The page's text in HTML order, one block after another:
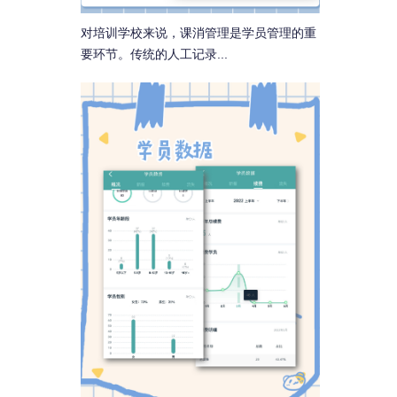
对培训学校来说，课消管理是学员管理的重
要环节。传统的人工记录...